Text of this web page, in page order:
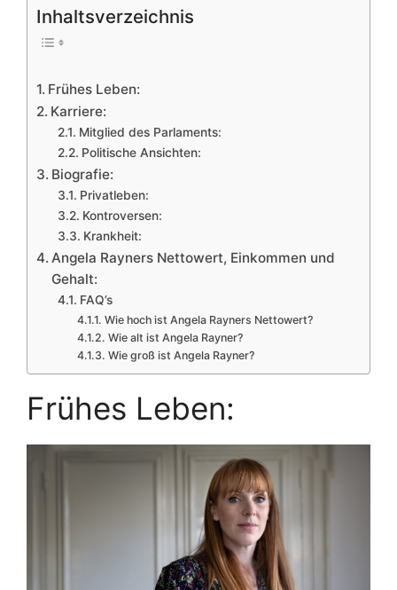
Inhaltsverzeichnis
Frühes Leben:
Karriere:
Mitglied des Parlaments:
Politische Ansichten:
Biografie:
Privatleben:
Kontroversen:
Krankheit:
Angela Rayners Nettowert, Einkommen und
Gehalt:
FAQ’s
Wie hoch ist Angela Rayners Nettowert?
Wie alt ist Angela Rayner?
Wie groß ist Angela Rayner?
Frühes Leben: